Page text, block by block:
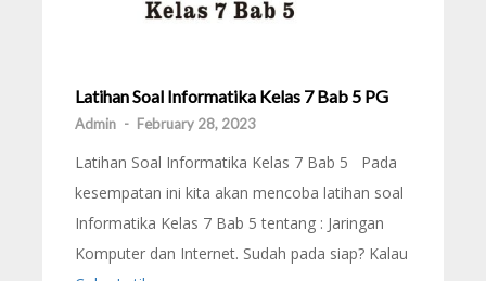
Latihan Soal Informatika Kelas 7 Bab 5 PG
Admin - February 28, 2023
Latihan Soal Informatika Kelas 7 Bab 5 Pada
kesempatan ini kita akan mencoba latihan soal
Informatika Kelas 7 Bab 5 tentang : Jaringan
Komputer dan Internet. Sudah pada siap? Kalau